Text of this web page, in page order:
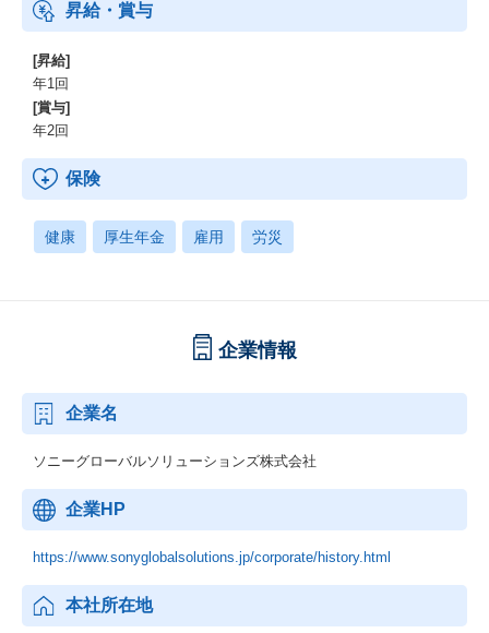
昇給・賞与
[昇給]
年1回
[賞与]
年2回
保険
健康 厚生年金 雇用 労災
企業情報
企業名
ソニーグローバルソリューションズ株式会社
企業HP
https://www.sonyglobalsolutions.jp/corporate/history.html
本社所在地